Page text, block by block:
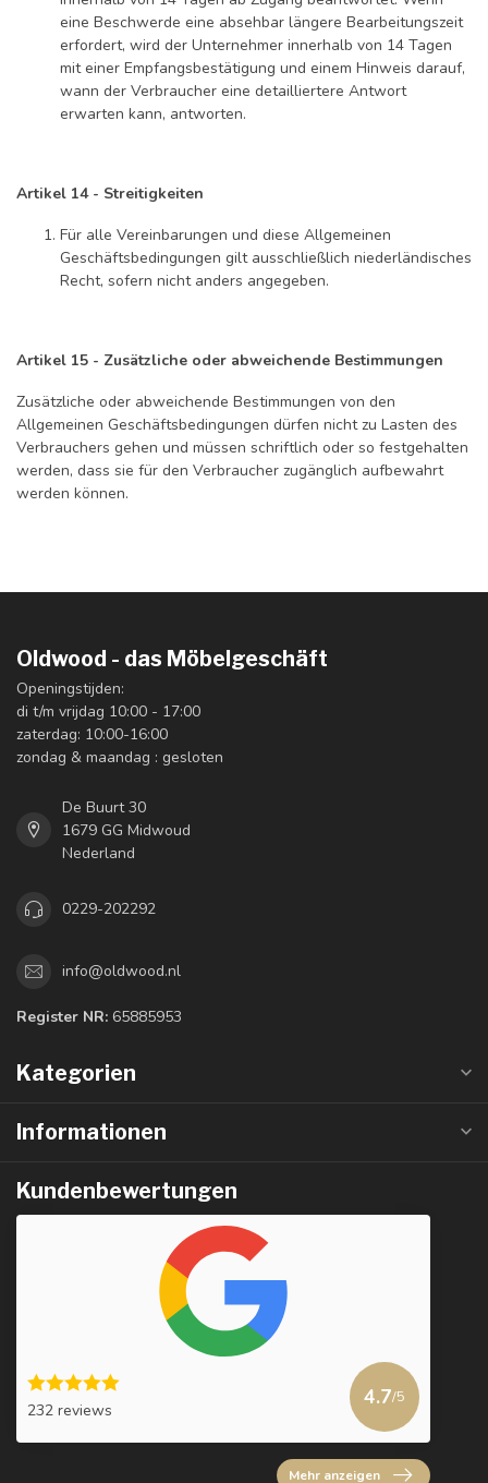
eine Beschwerde eine absehbar längere Bearbeitungszeit
erfordert, wird der Unternehmer innerhalb von 14 Tagen
mit einer Empfangsbestätigung und einem Hinweis darauf,
wann der Verbraucher eine detailliertere Antwort
erwarten kann, antworten.
Artikel 14 - Streitigkeiten
Für alle Vereinbarungen und diese Allgemeinen
Geschäftsbedingungen gilt ausschließlich niederländisches
Recht, sofern nicht anders angegeben.
Artikel 15 - Zusätzliche oder abweichende Bestimmungen
Zusätzliche oder abweichende Bestimmungen von den
Allgemeinen Geschäftsbedingungen dürfen nicht zu Lasten des
Verbrauchers gehen und müssen schriftlich oder so festgehalten
werden, dass sie für den Verbraucher zugänglich aufbewahrt
werden können.
Oldwood - das Möbelgeschäft
Openingstijden:
di t/m vrijdag 10:00 - 17:00
zaterdag: 10:00-16:00
zondag & maandag : gesloten
De Buurt 30
1679 GG Midwoud
Nederland
0229-202292
info@oldwood.nl
Register NR: 65885953
Kategorien
Informationen
Kundenbewertungen
232 reviews
4.7/5
Mehr anzeigen